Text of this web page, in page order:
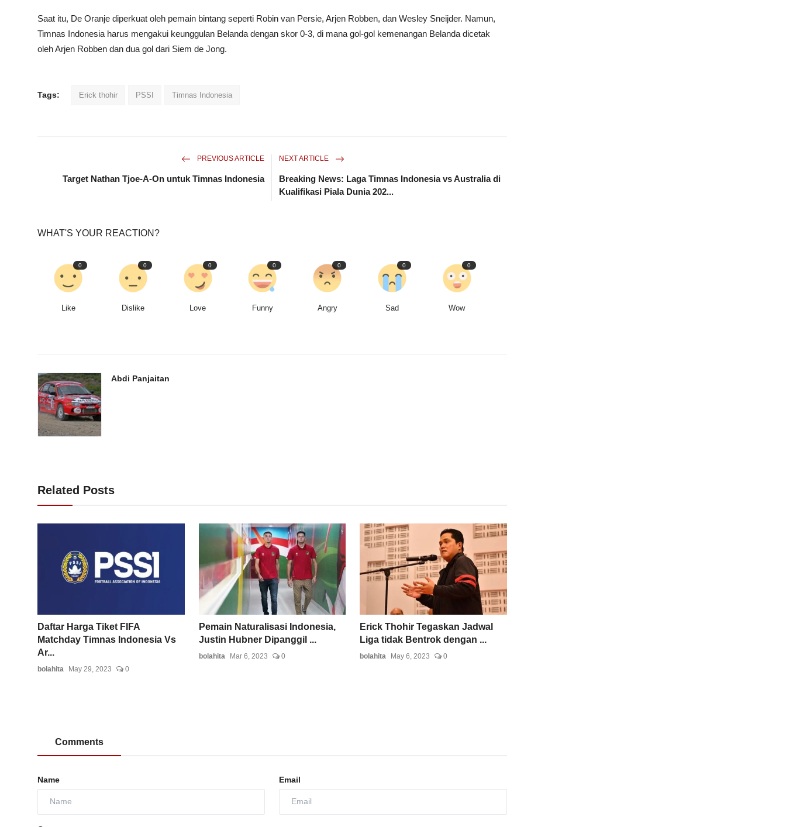
Saat itu, De Oranje diperkuat oleh pemain bintang seperti Robin van Persie, Arjen Robben, dan Wesley Sneijder. Namun,
Timnas Indonesia harus mengakui keunggulan Belanda dengan skor 0-3, di mana gol-gol kemenangan Belanda dicetak
oleh Arjen Robben dan dua gol dari Siem de Jong.
Tags: Erick thohir PSSI Timnas Indonesia
PREVIOUS ARTICLE
Target Nathan Tjoe-A-On untuk Timnas Indonesia
NEXT ARTICLE
Breaking News: Laga Timnas Indonesia vs Australia di
Kualifikasi Piala Dunia 202...
WHAT'S YOUR REACTION?
0
Like
0
Dislike
0
Love
0
Funny
0
Angry
0
Sad
0
Wow
Abdi Panjaitan
Related Posts
Daftar Harga Tiket FIFA
Matchday Timnas Indonesia Vs
Ar...
bolahita May 29, 2023 0
Pemain Naturalisasi Indonesia,
Justin Hubner Dipanggil ...
bolahita Mar 6, 2023 0
Erick Thohir Tegaskan Jadwal
Liga tidak Bentrok dengan ...
bolahita May 6, 2023 0
Comments
Name Email